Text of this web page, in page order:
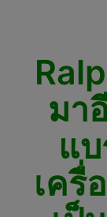
มา
แ
เครื่